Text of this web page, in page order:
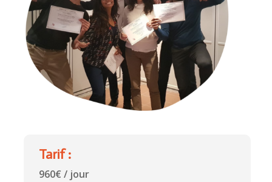
Tarif :
960€ / jour